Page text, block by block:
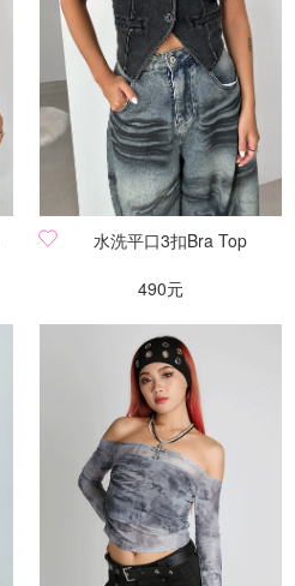
水洗平口3扣Bra Top
490元